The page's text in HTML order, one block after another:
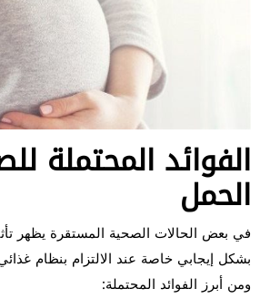
الفوائد المحتملة
الحمل
في بعض الحالات الصحية المستقرة يظهر
بشكل إيجابي خاصة عند الالتزام بنظام
ومن أبرز الفوائد المحتملة: